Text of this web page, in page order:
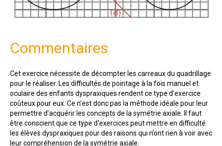
Commentaires
Cet exercice nécessite de décompter les carreaux du quadrillage
pour le réaliser. Les difficultés de pointage à la fois manuel et
oculaire des enfants dyspraxiques rendent ce type d’exercice
coûteux pour eux. Ce n’est donc pas la méthode idéale pour leur
permettre d’acquérir les concepts de la symétrie axiale. Il faut
être conscient que ce type d'exercices peut mettre en difficulté
les élèves dyspraxiques pour des raisons qui n’ont rien à voir avec
leur compréhension de la symétrie axiale.